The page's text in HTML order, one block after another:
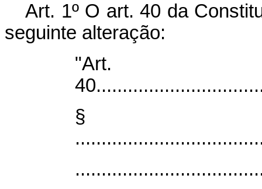
Art. 1º O art. 40 da
seguinte alteração:
"Art.
§